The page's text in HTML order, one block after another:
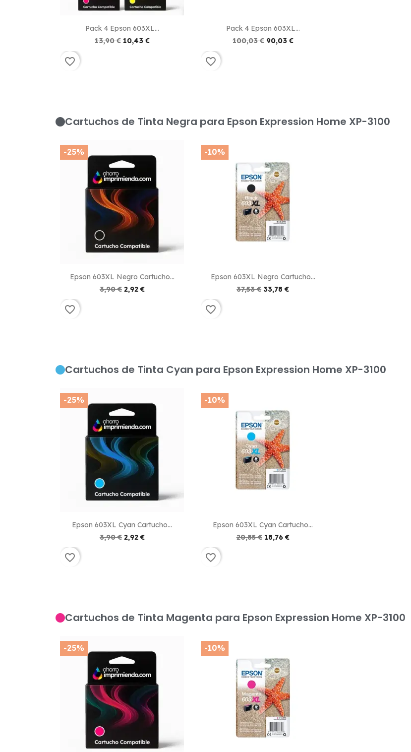
Vista rápida
Pack 4 Epson 603XL...
13,90 € 10,43 €
favorite_border
Vista rápida
Pack 4 Epson 603XL...
100,03 € 90,03 €
favorite_border
Cartuchos de Tinta Negra para Epson Expression Home XP-3100
Vista rápida
Epson 603XL Negro Cartucho...
3,90 € 2,92 €
-25%
favorite_border
Vista rápida
Epson 603XL Negro Cartucho...
37,53 € 33,78 €
-10%
favorite_border
Cartuchos de Tinta Cyan para Epson Expression Home XP-3100
Vista rápida
Epson 603XL Cyan Cartucho...
3,90 € 2,92 €
-25%
favorite_border
Vista rápida
Epson 603XL Cyan Cartucho...
20,85 € 18,76 €
-10%
favorite_border
Cartuchos de Tinta Magenta para Epson Expression Home XP-3100
-25% -10%